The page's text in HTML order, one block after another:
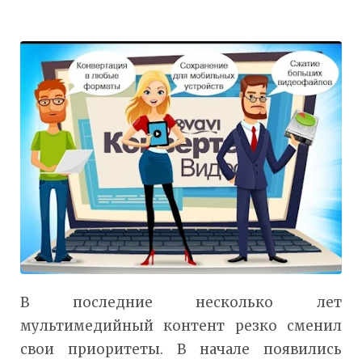
В последние несколько лет
мультимедийный контент резко сменил
свои приоритеты. В начале появились